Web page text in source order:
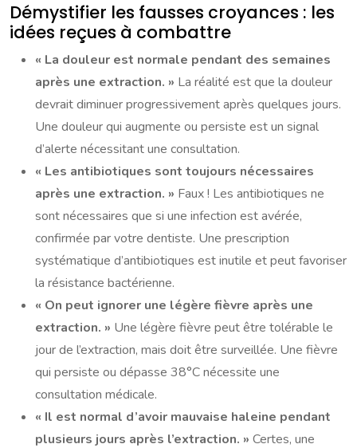
Démystifier les fausses croyances : les
idées reçues à combattre
« La douleur est normale pendant des semaines
après une extraction. » La réalité est que la douleur
devrait diminuer progressivement après quelques jours.
Une douleur qui augmente ou persiste est un signal
d’alerte nécessitant une consultation.
« Les antibiotiques sont toujours nécessaires
après une extraction. » Faux ! Les antibiotiques ne
sont nécessaires que si une infection est avérée,
confirmée par votre dentiste. Une prescription
systématique d’antibiotiques est inutile et peut favoriser
la résistance bactérienne.
« On peut ignorer une légère fièvre après une
extraction. » Une légère fièvre peut être tolérable le
jour de l’extraction, mais doit être surveillée. Une fièvre
qui persiste ou dépasse 38°C nécessite une
consultation médicale.
« Il est normal d’avoir mauvaise haleine pendant
plusieurs jours après l’extraction. » Certes, une